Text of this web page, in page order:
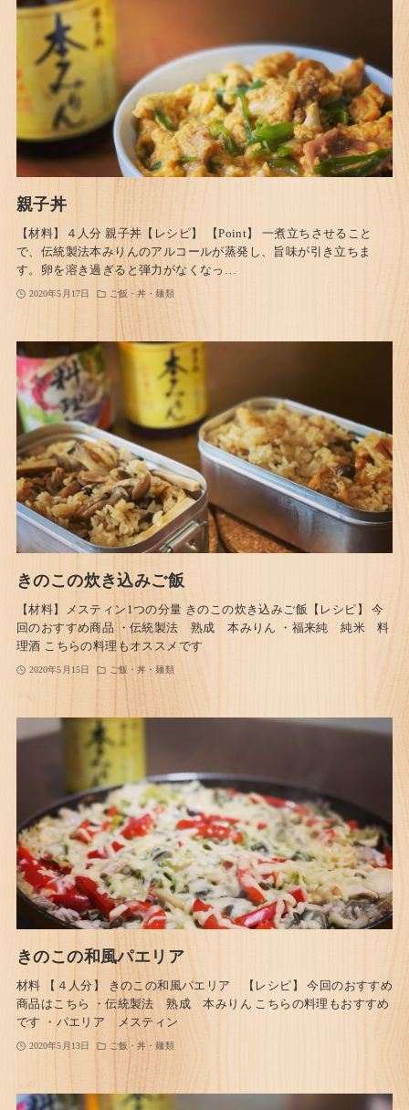
親子丼
【材料】４人分 親子丼【レシピ】 【Point】 一煮立ちさせること
で、伝統製法本みりんのアルコールが蒸発し、旨味が引き立ちま
す。卵を溶き過ぎると弾力がなくなっ…
2020年5月17日 ご飯・丼・麺類
きのこの炊き込みご飯
【材料】メスティン1つの分量 きのこの炊き込みご飯【レシピ】 今
回のおすすめ商品 ・伝統製法 熟成 本みりん ・福来純 純米 料
理酒 こちらの料理もオススメです
2020年5月15日 ご飯・丼・麺類
きのこの和風パエリア
材料 【４人分】 きのこの和風パエリア 【レシピ】 今回のおすすめ
商品はこちら ・伝統製法 熟成 本みりん こちらの料理もおすすめ
です ・パエリア メスティン
2020年5月13日 ご飯・丼・麺類